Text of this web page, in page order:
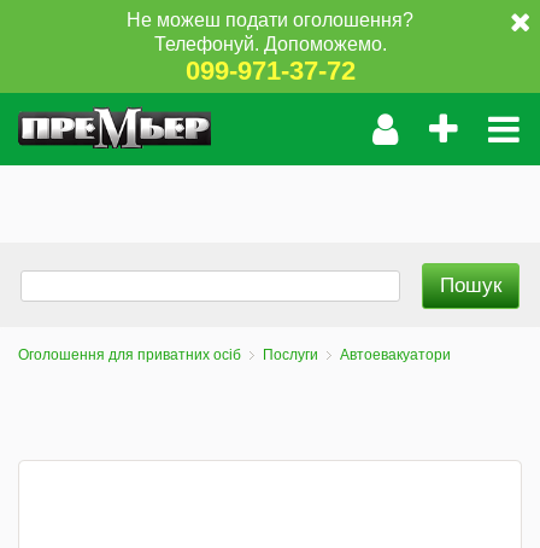
Не можеш подати оголошення?
Телефонуй. Допоможемо.
099-971-37-72
Оголошення для приватних осіб Послуги Автоевакуатори